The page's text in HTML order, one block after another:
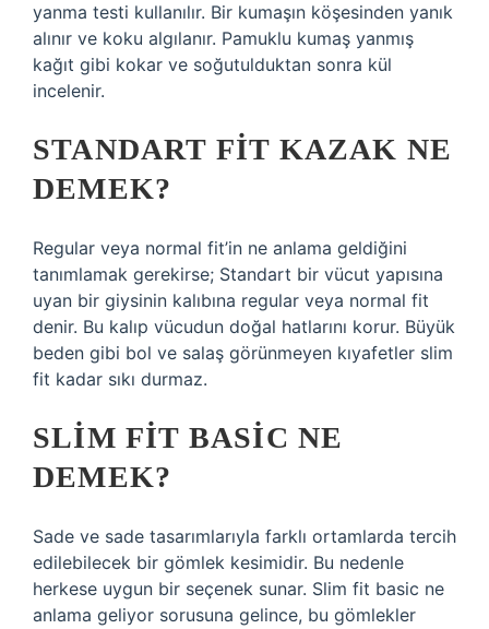
yanma testi kullanılır. Bir kumaşın köşesinden yanık
alınır ve koku algılanır. Pamuklu kumaş yanmış
kağıt gibi kokar ve soğutulduktan sonra kül
incelenir.
STANDART FIT KAZAK NE
DEMEK?
Regular veya normal fit’in ne anlama geldiğini
tanımlamak gerekirse; Standart bir vücut yapısına
uyan bir giysinin kalıbına regular veya normal fit
denir. Bu kalıp vücudun doğal hatlarını korur. Büyük
beden gibi bol ve salaş görünmeyen kıyafetler slim
fit kadar sıkı durmaz.
SLIM FIT BASIC NE
DEMEK?
Sade ve sade tasarımlarıyla farklı ortamlarda tercih
edilebilecek bir gömlek kesimidir. Bu nedenle
herkese uygun bir seçenek sunar. Slim fit basic ne
anlama geliyor sorusuna gelince, bu gömlekler